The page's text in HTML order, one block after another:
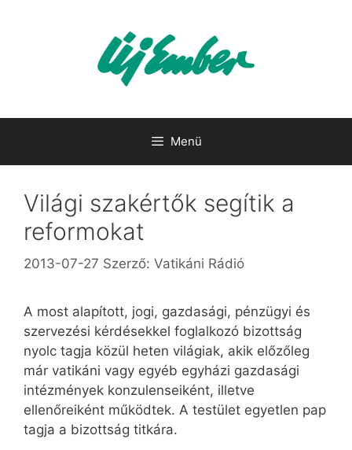
Menü
Világi szakértők segítik a
reformokat
2013-07-27 Szerző: Vatikáni Rádió
A most alapított, jogi, gazdasági, pénzügyi és
szervezési kérdésekkel foglalkozó bizottság
nyolc tagja közül heten világiak, akik előzőleg
már vatikáni vagy egyéb egyházi gazdasági
intézmények konzulenseiként, illetve
ellenőreiként működtek. A testület egyetlen pap
tagja a bizottság titkára.